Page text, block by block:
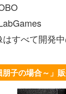
すべて開発中
朋子の場合～」